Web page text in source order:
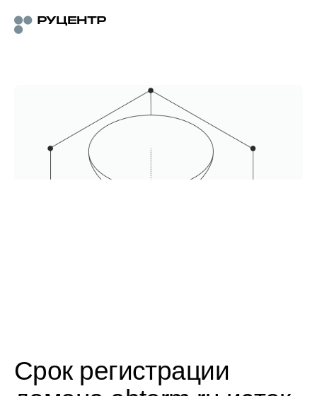
Срок регистрации